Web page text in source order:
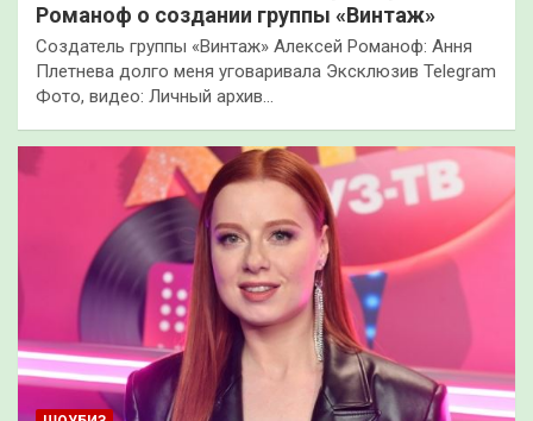
Романоф о создании группы «Винтаж»
Создатель группы «Винтаж» Алексей Романоф: Ання
Плетнева долго меня уговаривала Эксклюзив Telegram
Фото, видео: Личный архив…